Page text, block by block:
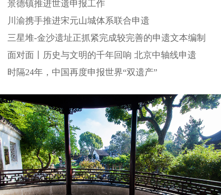
景德镇推进世遗申报工作
川渝携手推进宋元山城体系联合申遗
三星堆-金沙遗址正抓紧完成较完善的申遗文本编制
面对面丨历史与文明的千年回响 北京中轴线申遗
时隔24年，中国再度申报世界“双遗产”